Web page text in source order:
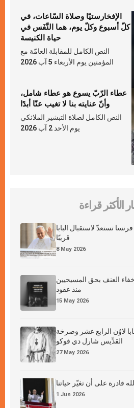
الإفخارستيّا وصلاة السّاعات، في
كلّ أسبوع وكلّ يوم، هما النَّفَس في
حياة الكنيسة
النص الكامل للمقابلة العامّة مع
المؤمنين يوم الأربعاء 5 آب 2026
عطاء الرّبّ يسوع هو عطاء شامل،
وأنّ عنايته بنا لا تغيب عنّا أبدًا
النص الكامل لصلاة التبشير الملائكي
يوم الأحد 2 آب 2026
الأكثر قراءة
تستعدّ لاستقبال البابا
قريبًا
8 May 2026
العنف بحق المسيحيين
منذ عقود
15 May 2026
لاوُن الرابع عشر وصرخة
القدِّيس شارل دي فوكو
27 May 2026
قادرة على أن تغيّر حياتنا
1 Jun 2026